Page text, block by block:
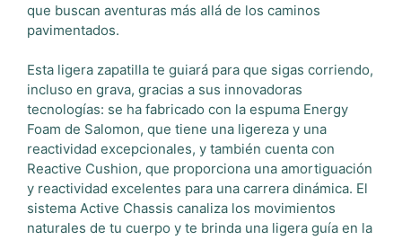
que buscan aventuras más allá de los caminos
pavimentados.
Esta ligera zapatilla te guiará para que sigas corriendo,
incluso en grava, gracias a sus innovadoras
tecnologías: se ha fabricado con la espuma Energy
Foam de Salomon, que tiene una ligereza y una
reactividad excepcionales, y también cuenta con
Reactive Cushion, que proporciona una amortiguación
y reactividad excelentes para una carrera dinámica. El
sistema Active Chassis canaliza los movimientos
naturales de tu cuerpo y te brinda una ligera guía en la